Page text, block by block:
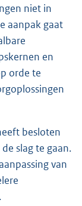
niet in
aanpak gaat
en
orde te
besloten
slag te gaan.
van